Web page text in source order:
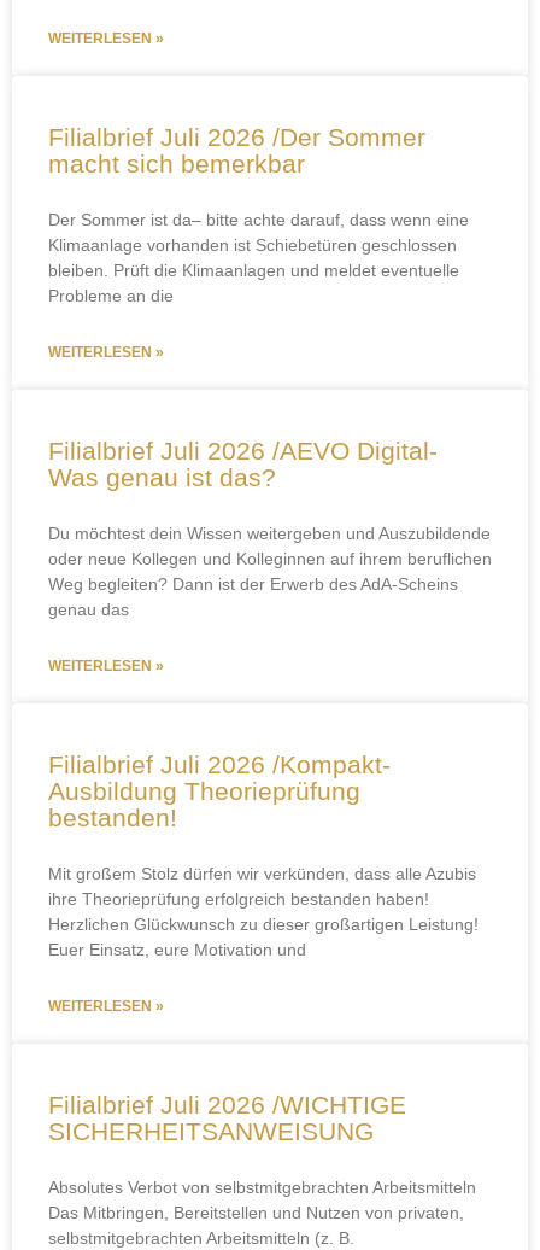
WEITERLESEN »
Filialbrief Juli 2026 /Der Sommer
macht sich bemerkbar
Der Sommer ist da– bitte achte darauf, dass wenn eine
Klimaanlage vorhanden ist Schiebetüren geschlossen
bleiben. Prüft die Klimaanlagen und meldet eventuelle
Probleme an die
WEITERLESEN »
Filialbrief Juli 2026 /AEVO Digital-
Was genau ist das?
Du möchtest dein Wissen weitergeben und Auszubildende
oder neue Kollegen und Kolleginnen auf ihrem beruflichen
Weg begleiten? Dann ist der Erwerb des AdA-Scheins
genau das
WEITERLESEN »
Filialbrief Juli 2026 /Kompakt-
Ausbildung Theorieprüfung
bestanden!
Mit großem Stolz dürfen wir verkünden, dass alle Azubis
ihre Theorieprüfung erfolgreich bestanden haben!
Herzlichen Glückwunsch zu dieser großartigen Leistung!
Euer Einsatz, eure Motivation und
WEITERLESEN »
Filialbrief Juli 2026 /WICHTIGE
SICHERHEITSANWEISUNG
Absolutes Verbot von selbstmitgebrachten Arbeitsmitteln
Das Mitbringen, Bereitstellen und Nutzen von privaten,
selbstmitgebrachten Arbeitsmitteln (z. B.